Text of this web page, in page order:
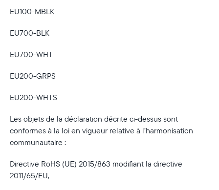
Choisissez votre localisation
Choisir la langue:
EU100-MBLK
EU700-BLK
EU700-WHT
EU200-GRPS
EU200-WHTS
Les objets de la déclaration décrite ci-dessus sont
conformes à la loi en vigueur relative à l’harmonisation
communautaire :
Directive RoHS (UE) 2015/863 modifiant la directive
2011/65/EU,